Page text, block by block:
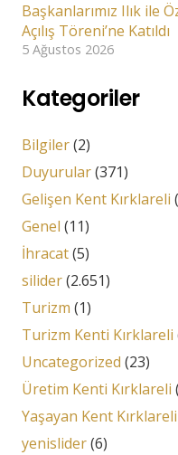
Başkanlarımız Ilık ile
Açılış Töreni’ne Katıldı
5 Ağustos 2026
Kategoriler
Bilgiler(2)
Duyurular(371)
Gelişen Kent Kırklareli
Genel (11)
İhracat(5)
silider(2.651)
Turizm (1)
Turizm Kenti Kırklareli
Uncategorized (23)
Üretim Kenti Kırklareli
Yaşayan Kent Kırklareli
yenislider(6)